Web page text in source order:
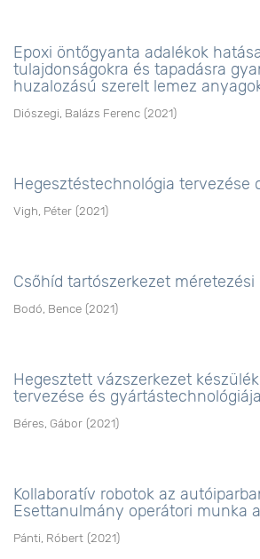
Epoxi öntőgyanta adalékok
tulajdonságokra és tapadásra
huzalozású szerelt lemez
Diószegi, Balázs Ferenc (2021)
Hegesztéstechnológia tervezése
Vigh, Péter (2021)
Csőhíd tartószerkezet méretezési
Bodó, Bence (2021)
Hegesztett vázszerkezet
tervezése és gyártástechnológiája
Béres, Gábor (2021)
Kollaboratív robotok az
Esettanulmány operátori munka
Pánti, Róbert (2021)